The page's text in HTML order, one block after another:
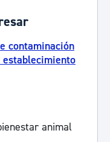
contaminación
animal